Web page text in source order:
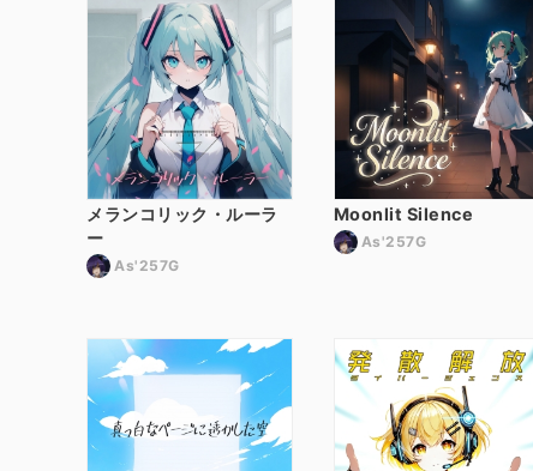
メランコリック・ルーラ
ー
As'257G
Moonlit Silence
As'257G